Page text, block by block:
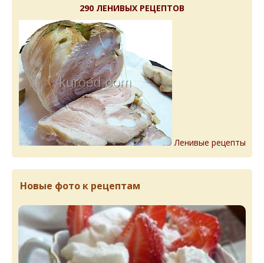
290 ЛЕНИВЫХ РЕЦЕПТОВ
Ленивые рецепты
Новые фото к рецептам